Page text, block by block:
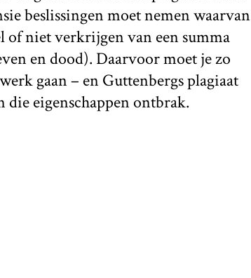
beslissingen moet nemen waarvan
of niet verkrijgen van een summa
en dood). Daarvoor moet je zo
gaan – en Guttenbergs plagiaat
die eigenschappen ontbrak.